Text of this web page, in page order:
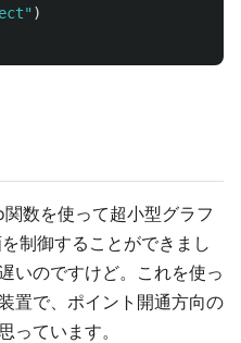
)
数を使って超小型グラフ
制御することができまし
いのですけど。これを使っ
置で、ポイント開通方向の
っています。